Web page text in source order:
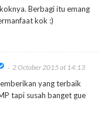
Berbagi itu emang
kok :)
2 October 2015 at 14:13
yang terbaik
tapi susah banget gue